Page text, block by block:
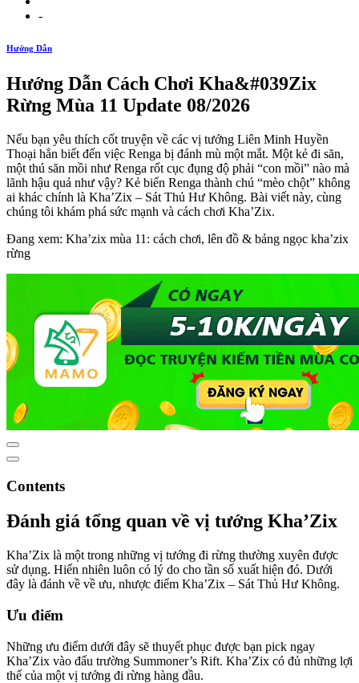
-
Hướng Dẫn
Hướng Dẫn Cách Chơi Kha&#039Zix
Rừng Mùa 11 Update 08/2026
Nếu bạn yêu thích cốt truyện về các vị tướng Liên Minh Huyền
Thoại hẳn biết đến việc Renga bị đánh mù một mắt. Một kẻ đi săn,
một thú săn mồi như Renga rốt cục đụng độ phải “con mồi” nào mà
lãnh hậu quả như vậy? Kẻ biến Renga thành chú “mèo chột” không
ai khác chính là Kha’Zix – Sát Thủ Hư Không. Bài viết này, cùng
chúng tôi khám phá sức mạnh và cách chơi Kha’Zix.
Đang xem: Kha’zix mùa 11: cách chơi, lên đồ & bảng ngọc kha’zix
rừng
Contents
Đánh giá tổng quan về vị tướng Kha’Zix
Kha’Zix là một trong những vị tướng đi rừng thường xuyên được
sử dụng. Hiển nhiên luôn có lý do cho tần số xuất hiện đó. Dưới
đây là đánh về về ưu, nhược điểm Kha’Zix – Sát Thủ Hư Không.
Ưu điểm
Những ưu điểm dưới đây sẽ thuyết phục được bạn pick ngay
Kha’Zix vào đấu trường Summoner’s Rift. Kha’Zix có đủ những lợi
thế của một vị tướng đi rừng hàng đầu.